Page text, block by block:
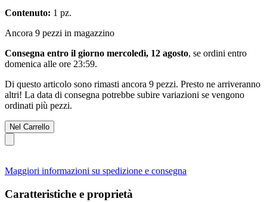
Contenuto: 1 pz.
Ancora 9 pezzi in magazzino
Consegna entro il giorno mercoledì, 12 agosto, se ordini entro
domenica alle ore 23:59.
Di questo articolo sono rimasti ancora 9 pezzi. Presto ne arriveranno
altri! La data di consegna potrebbe subire variazioni se vengono
ordinati più pezzi.
Nel Carrello
Maggiori informazioni su spedizione e consegna
Caratteristiche e proprietà